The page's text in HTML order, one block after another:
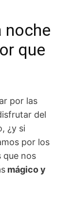
noche
que
por las
del
¿y si
por los
que nos
mágicoy